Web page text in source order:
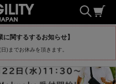
に関するするお知らせ】
)までお休みを頂きます。